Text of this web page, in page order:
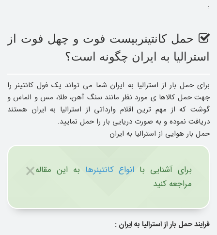
:
حمل کانتینربیست فوت و چهل فوت از
استرالیا به ایران چگونه است؟
برای حمل بار از استرالیا به ایران شما می تواند یک فول کانتینر را
جهت حمل کالاها ی مورد نظر مانند سنگ آهن، طلا، مس و الماس و
گوشت که از مهم ترین اقلام وارداتی از استرالیا به ایران هستند
دریافت نموده و به صورت دریایی بار را حمل نمایید.
حمل بار هوایی از استرالیا به ایران
× برای آشنایی با انواع کانتینرها به این مقاله
مراجعه کنید
فرایند حمل بار از استرالیا به ایران :